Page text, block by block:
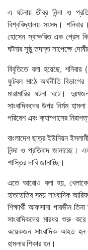
এ ঘটনায় তীব্র নিন্দা ও
বিশ্ববিদ্যালয় সংসদ।
হোসেন স্বাক্ষরিত এক প্রেস
ঘটনার সুষ্ঠু তদন্ত সাপেক্ষে
বিবৃতিতে বলা হয়েছে, শনিবার
ফুটবল মাঠে অর্থনীতি
মারামারির ঘটনা ঘটে।
সাংবাদিকদের উপর নির্মম
পরিবেশ এবং ক্যাম্পাসের
বাংলাদেশ ছাত্র ইউনিয়ন
নিন্দা ও প্রতিবাদ জানাচ্ছে।
শাস্তির দাবি জানাচ্ছি।
এতে আরোও বলা হয়, খেলাকে
হাতাহাতির সময় সাংবাদিক
শিক্ষার্থী আফসানা পারভীন
সাংবাদিকদের মারধর
কয়েকজন সাংবাদিক আহত হন।
হামলার শিকার হন।